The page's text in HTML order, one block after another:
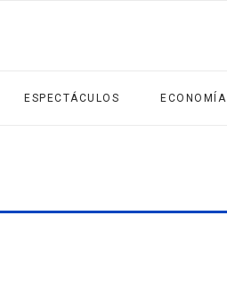
ESPECTÁCULOS ECONOMÍA